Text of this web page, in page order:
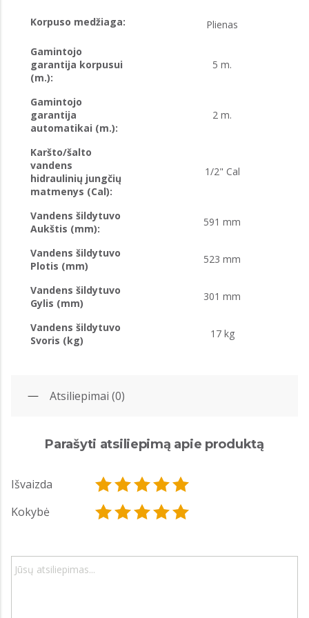
Korpuso medžiaga: Plienas
Gamintojo
garantija korpusui
(m.):
5 m.
Gamintojo
garantija
automatikai (m.):
2 m.
Karšto/šalto
vandens
hidraulinių jungčių
matmenys (Cal):
1/2" Cal
Vandens šildytuvo
Aukštis (mm):
591 mm
Vandens šildytuvo
Plotis (mm)
523 mm
Vandens šildytuvo
Gylis (mm)
301 mm
Vandens šildytuvo
Svoris (kg)
17 kg
Atsiliepimai (0)
Parašyti atsiliepimą apie produktą
Išvaizda
Kokybė